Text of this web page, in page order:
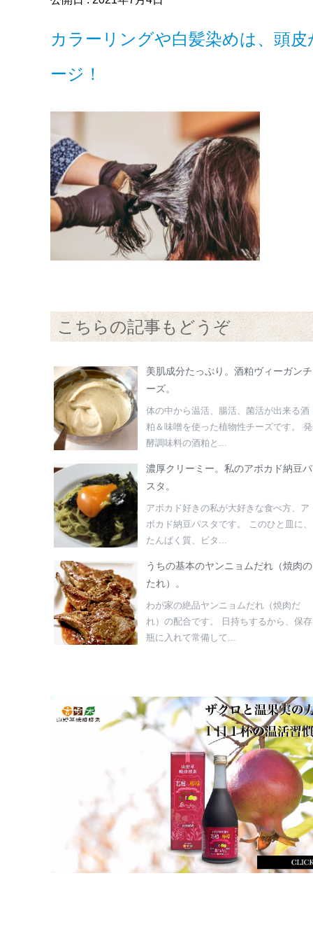
カラーリングや白髪染めは、頭
ージ！
こちらの記事もどうぞ
美肌成分たっぷり。酒粕ヴィーガンチ
ーズ。
体の中から温活、腸活、菌活が出来る酒
粕＆味噌を使った植物性チーズです。 発
酵調味料の酒粕と...
濃厚クリーミー。私のアボカド納豆パ
スタ。
アボカド好きの私が大好きな食べ方、ア
ボカド納豆パスタです。 このひと皿に、
たんぱく質、ビタ...
うちの基本のヤンニョムだれ（焼肉の
たれ）。
わが家の絶品ヤンニョムだれ（焼肉だ
れ）の配合です。 日持ちするから、保存
瓶に入れて常備して...